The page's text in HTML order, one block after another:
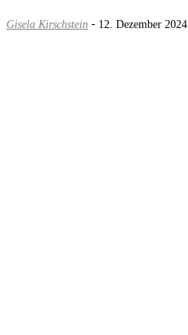
Gisela Kirschstein - 12. Dezember 2024